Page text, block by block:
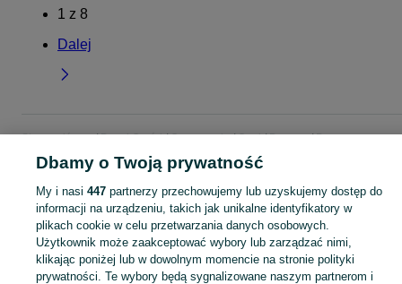
1 z 8
Dalej
Strona główna Dom i Ogród Ogrzewanie Opał Drewno
Drewno -
Podkarpackie
Drewno - Rzeszów
KATEGORIA
Sprzedaż drewna opałowego Rzeszów ▶️ brzozowe, dębowe, różne rozmiary ✅ Szeroki wybór w atrakcyjnych cenach ☝ Przeglądaj ogłoszenia na OLX.pl! Zobacz
Dbamy o Twoją prywatność
My i nasi 447partnerzy przechowujemy lub uzyskujemy dostęp do
informacji na urządzeniu, takich jak unikalne identyfikatory w
plikach cookie w celu przetwarzania danych osobowych.
Użytkownik może zaakceptować wybory lub zarządzać nimi,
klikając poniżej lub w dowolnym momencie na stronie polityki
prywatności. Te wybory będą sygnalizowane naszym partnerom i